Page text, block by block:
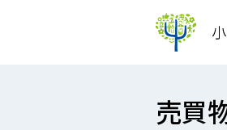
売買